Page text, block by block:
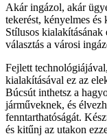
Akár ingázol, akár
tekerést, kényelmes
Stílusos
választás a városi
Fejlett
kialakításával ez az
Búcsút inthetsz a
járműveknek, és
fenntarthatóságát.
és kitűnj az utakon